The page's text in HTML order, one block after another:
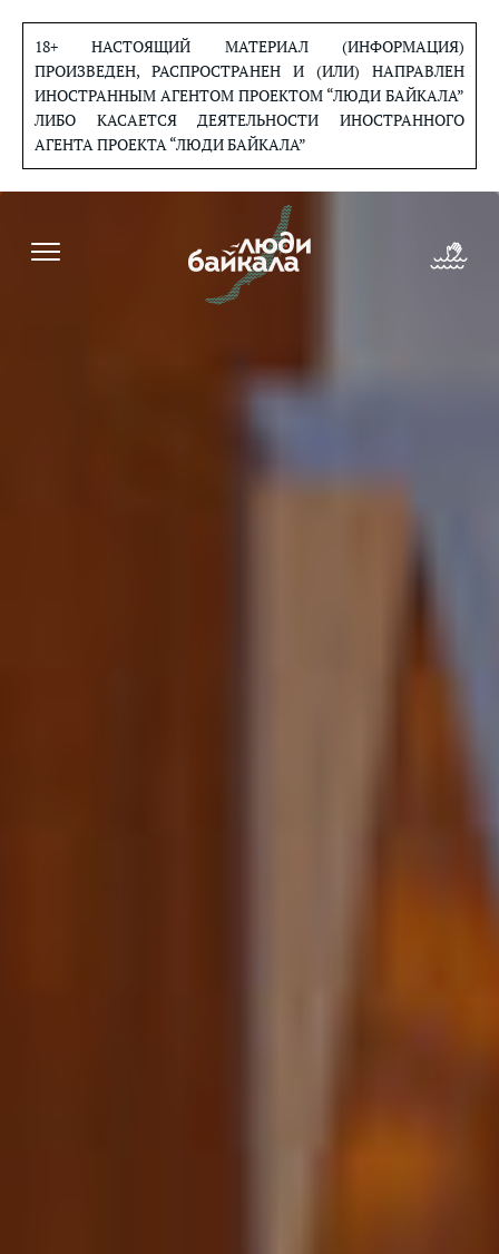
содержанию
18+ НАСТОЯЩИЙ МАТЕРИАЛ (ИНФОРМАЦИЯ)
ПРОИЗВЕДЕН, РАСПРОСТРАНЕН И (ИЛИ) НАПРАВЛЕН
ИНОСТРАННЫМ АГЕНТОМ ПРОЕКТОМ “ЛЮДИ БАЙКАЛА”
ЛИБО КАСАЕТСЯ ДЕЯТЕЛЬНОСТИ ИНОСТРАННОГО
АГЕНТА ПРОЕКТА “ЛЮДИ БАЙКАЛА”